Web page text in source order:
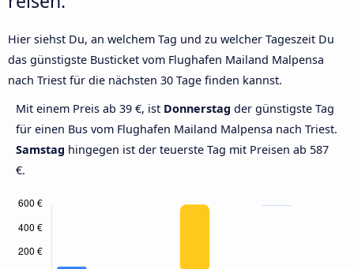
Hier siehst Du, an welchem Tag und zu welcher Tageszeit Du
das günstigste Busticket vom Flughafen Mailand Malpensa
nach Triest für die nächsten 30 Tage finden kannst.
Mit einem Preis ab 39 €, ist Donnerstag der günstigste Tag
für einen Bus vom Flughafen Mailand Malpensa nach Triest.
Samstag hingegen ist der teuerste Tag mit Preisen ab 587
€.